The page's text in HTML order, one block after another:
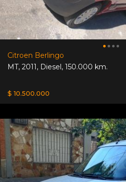
Citroen Berlingo
MT, 2011, Diesel, 150.000 km.
$ 10.500.000